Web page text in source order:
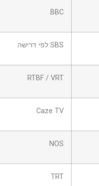
BBC
SBS לפי דרישה
RTBF / VRT
Caze TV
NOS
TRT